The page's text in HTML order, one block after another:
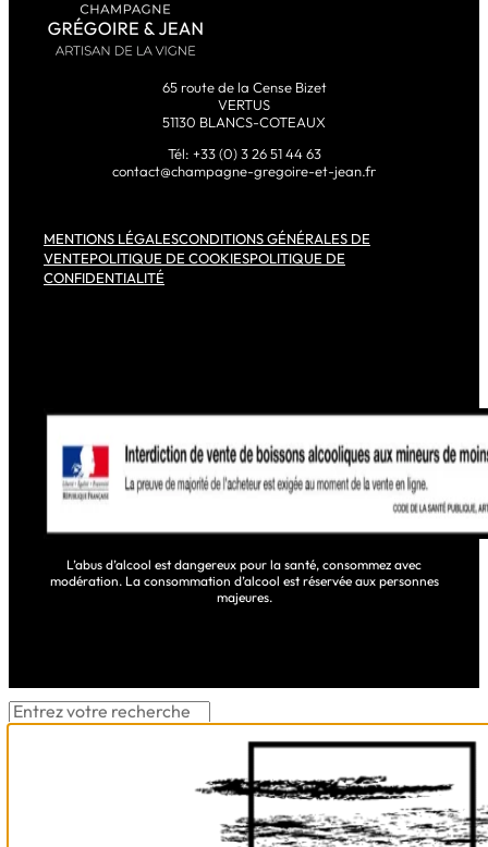
MENTIONS LÉGALESCONDITIONS GÉNÉRALES DE
VENTEPOLITIQUE DE COOKIESPOLITIQUE DE
CONFIDENTIALITÉ
65 route de la Cense Bizet
VERTUS
51130 BLANCS-COTEAUX
Tél: +33 (0) 3 26 51 44 63
contact@champagne-gregoire-et-jean.fr
L’abus d’alcool est dangereux pour la santé, consommez avec
modération. La consommation d’alcool est réservée aux personnes
majeures.